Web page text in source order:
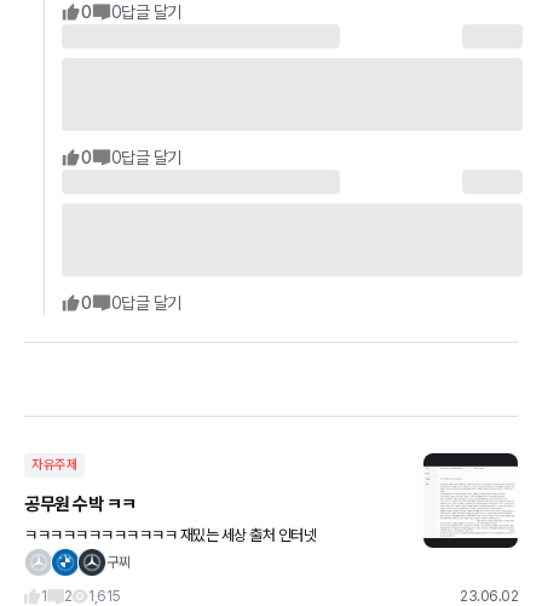
0 0답글 달기
0 0답글 달기
0 0답글 달기
자유주제
공무원 수박 ㅋㅋ
ㅋㅋㅋㅋㅋㅋㅋㅋㅋㅋㅋㅋ 재밌는 세상 출처 인터넷
구찌
1
2 1,615 23.06.02